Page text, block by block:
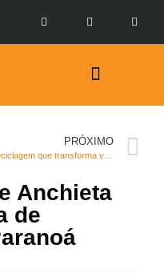
PRÓXIMO
A reciclagem que transforma vidas
Anchieta
de